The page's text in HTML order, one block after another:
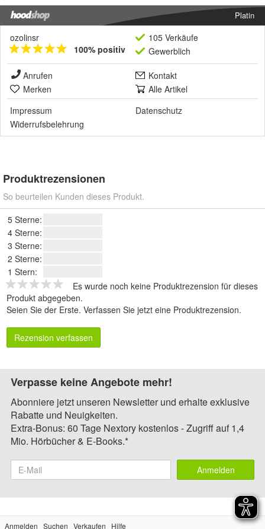
Platin
ozolinsr
100% positiv
105 Verkäufe
Gewerblich
Anrufen
Kontakt
Merken
Alle Artikel
Impressum
Datenschutz
Widerrufsbelehrung
Produktrezensionen
So beurteilen Kunden dieses Produkt.
5 Sterne:
4 Sterne:
3 Sterne:
2 Sterne:
1 Stern:
Es wurde noch keine Produktrezension für dieses
Produkt abgegeben.
Seien Sie der Erste. Verfassen Sie jetzt eine Produktrezension.
Rezension verfassen
Verpasse keine Angebote mehr!
Abonniere jetzt unseren Newsletter und erhalte exklusive
Rabatte und Neuigkeiten.
Extra-Bonus: 60 Tage Nextory kostenlos - Zugriff auf 1,4
Mio. Hörbücher & E-Books.*
Anmelden
Anmelden Suchen Verkaufen Hilfe